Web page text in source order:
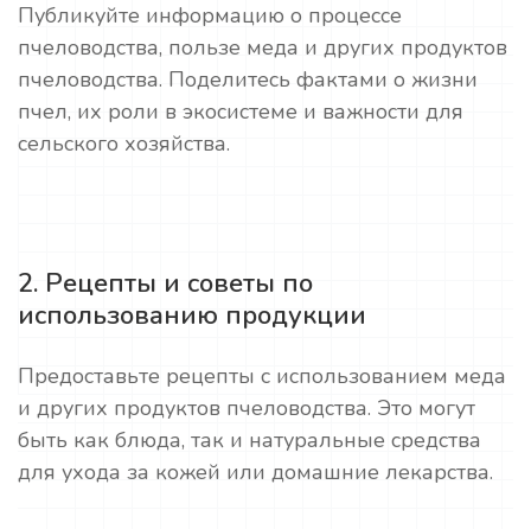
Публикуйте информацию о процессе
пчеловодства, пользе меда и других продуктов
пчеловодства. Поделитесь фактами о жизни
пчел, их роли в экосистеме и важности для
сельского хозяйства.
2. Рецепты и советы по
использованию продукции
Предоставьте рецепты с использованием меда
и других продуктов пчеловодства. Это могут
быть как блюда, так и натуральные средства
для ухода за кожей или домашние лекарства.